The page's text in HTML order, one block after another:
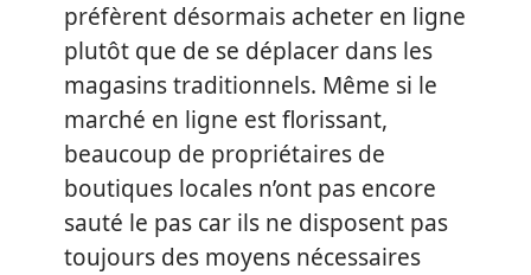
préfèrent désormais acheter en ligne
plutôt que de se déplacer dans les
magasins traditionnels. Même si le
marché en ligne est florissant,
beaucoup de propriétaires de
boutiques locales n’ont pas encore
sauté le pas car ils ne disposent pas
toujours des moyens nécessaires